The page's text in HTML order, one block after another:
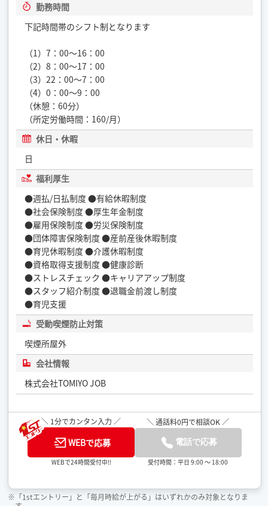
勤務時間
下記時間帯のシフト制となります
（1）7：00～16：00
（2）8：00～17：00
（3）22：00～7：00
（4）0：00～9：00
（休憩：60分）
（所定労働時間：160/月）
休日・休暇
日
福利厚生
●週払/日払制度 ●有給休暇制度
●社会保険制度 ●厚生年金制度
●雇用保険制度 ●労災保険制度
●団体障害保険制度 ●産前産後休暇制度
●育児休暇制度 ●介護休暇制度
●資格取得支援制度 ●健康診断
●ストレスチェック ●キャリアアップ制度
●スタッフ紹介制度 ●退職金前渡し制度
●育児支援
受動喫煙防止対策
喫煙所屋外
会社情報
株式会社TOMIYO JOB
＼ 1分でカンタン入力 ／
WEBで応募
WEBで24時間受付中!!
＼ 通話料0円で相談OK ／
電話で応募
受付時間：平日 9:00 ～ 18:00
※「1stエントリー」と「毎月時給が上がる」はいずれかのみ対象となりま